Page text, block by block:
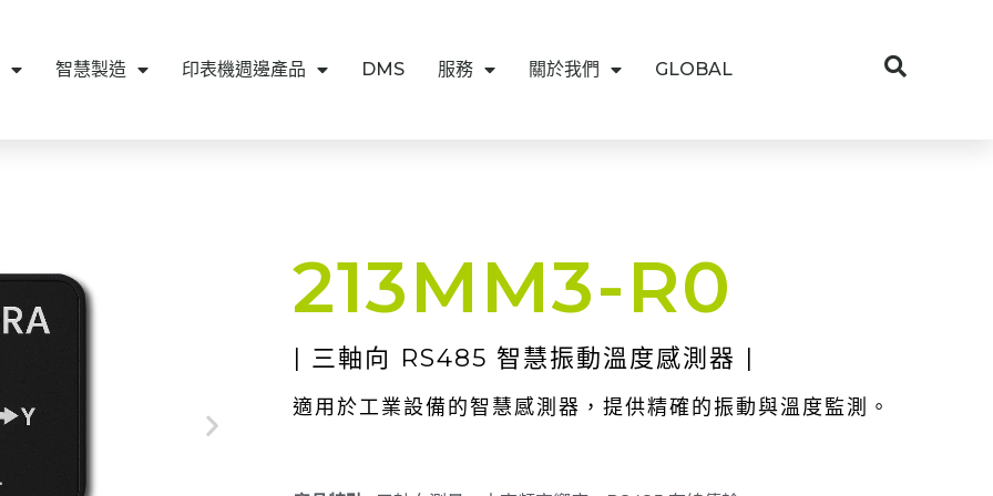
智慧製造 印表機週邊產品 DMS 服務 關於我們 GLOBAL
213MM3-R0
| 三軸向 RS485 智慧振動溫度感測器 |
適用於工業設備的智慧感測器，提供精確的振動與溫度監測。